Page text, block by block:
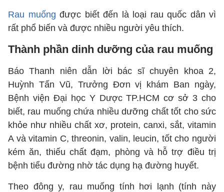
Rau muống được biết đến là loại rau quốc dân vì
rất phổ biến và được nhiều người yêu thích.
Thành phần dinh dưỡng của rau muống
Báo Thanh niên dẫn lời bác sĩ chuyên khoa 2,
Huỳnh Tấn Vũ, Trưởng Đơn vị khám Ban ngày,
Bệnh viện Đại học Y Dược TP.HCM cơ sở 3 cho
biết, rau muống chứa nhiều dưỡng chất tốt cho sức
khỏe như nhiều chất xơ, protein, canxi, sắt, vitamin
A và vitamin C, threonin, valin, leucin, tốt cho người
kém ăn, thiếu chất đạm, phòng và hỗ trợ điều trị
bệnh tiểu đường nhờ tác dụng hạ đường huyết.
Theo đông y, rau muống tính hơi lạnh (tính này